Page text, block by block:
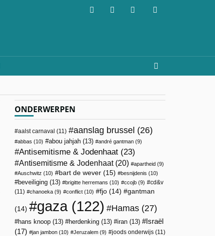
ONDERWERPEN
aalst carnaval (11) aanslag brussel (26)
abbas (10) abou jahjah (13) andré gantman (9)
Antisemitisme & Jodenhaat (23)
Antisemitisme & Jodenhaat(20) apartheid (9)
Auschwitz (10) bart de wever (15) besnijdenis (10)
beveiliging (13) brigitte herremans (10) ccojb (9)
cd&v
(11)
chanoeka (9) conflict (10) fjo (14) gantman
(14) gaza(122) Hamas (27)
hans knoop (13) herdenking (13) iran (13)
Israël
(17)
jan jambon (10) Jeruzalem (9) joods onderwijs (11)